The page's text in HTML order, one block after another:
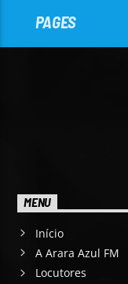
PAGES
MENU
Início
A Arara Azul FM
Locutores